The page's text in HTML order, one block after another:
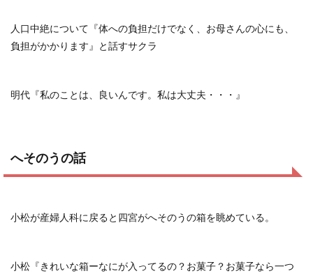
人口中絶について『体への負担だけでなく、お母さんの心にも、
負担がかかります』と話すサクラ
明代『私のことは、良いんです。私は大丈夫・・・』
へそのうの話
小松が産婦人科に戻ると四宮がへそのうの箱を眺めている。
小松『きれいな箱ーなにが入ってるの？お菓子？お菓子なら一つ